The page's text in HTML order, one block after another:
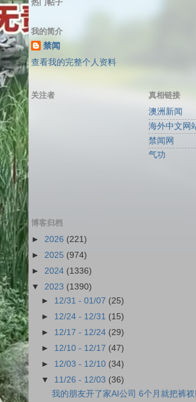
热门帖子
我的简介
禁闻
查看我的完整个人资料
关注者
真相链接
澳洲新闻
海外中文网
禁闻网
气功
博客归档
► 2026 (221)
► 2025 (974)
► 2024 (1336)
▼ 2023 (1390)
► 12/31 - 01/07 (25)
► 12/24 - 12/31 (15)
► 12/17 - 12/24 (29)
► 12/10 - 12/17 (47)
► 12/03 - 12/10 (34)
▼ 11/26 - 12/03 (36)
我的朋友开了家AI公司 6个月就把裤衩